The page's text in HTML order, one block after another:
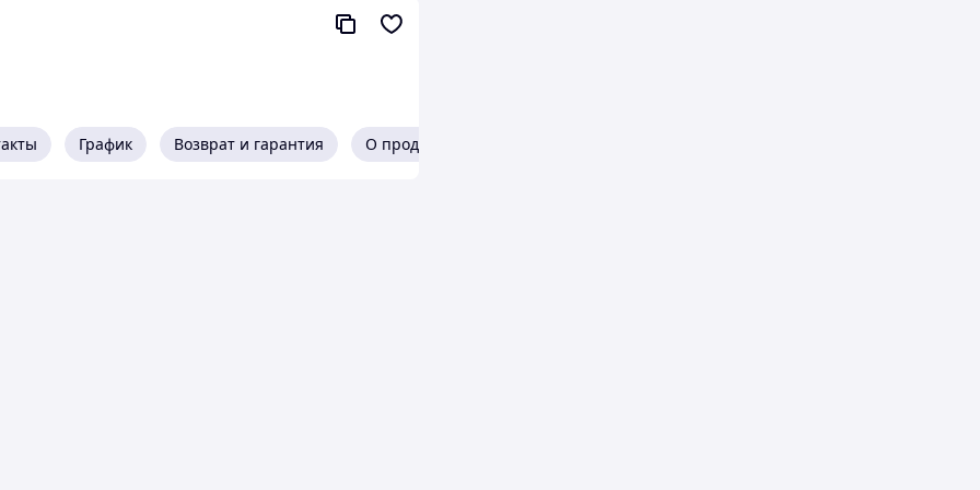
натуральный ароматизатор персика,
размешайте до однородности. Для
или тапиоку. Добавьте сироп или воздушную
чая и латте: таро, матча, клубника, манго,
сиропы, стаканы, трубочки и топпинги
График Возврат и гарантия О продавце